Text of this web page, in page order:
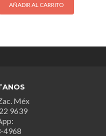
AÑADIR AL CARRITO
Méx
9639
4968